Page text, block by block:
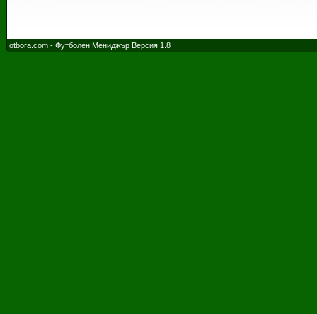
otbora.com - Футболен Мениджър Версия 1.8